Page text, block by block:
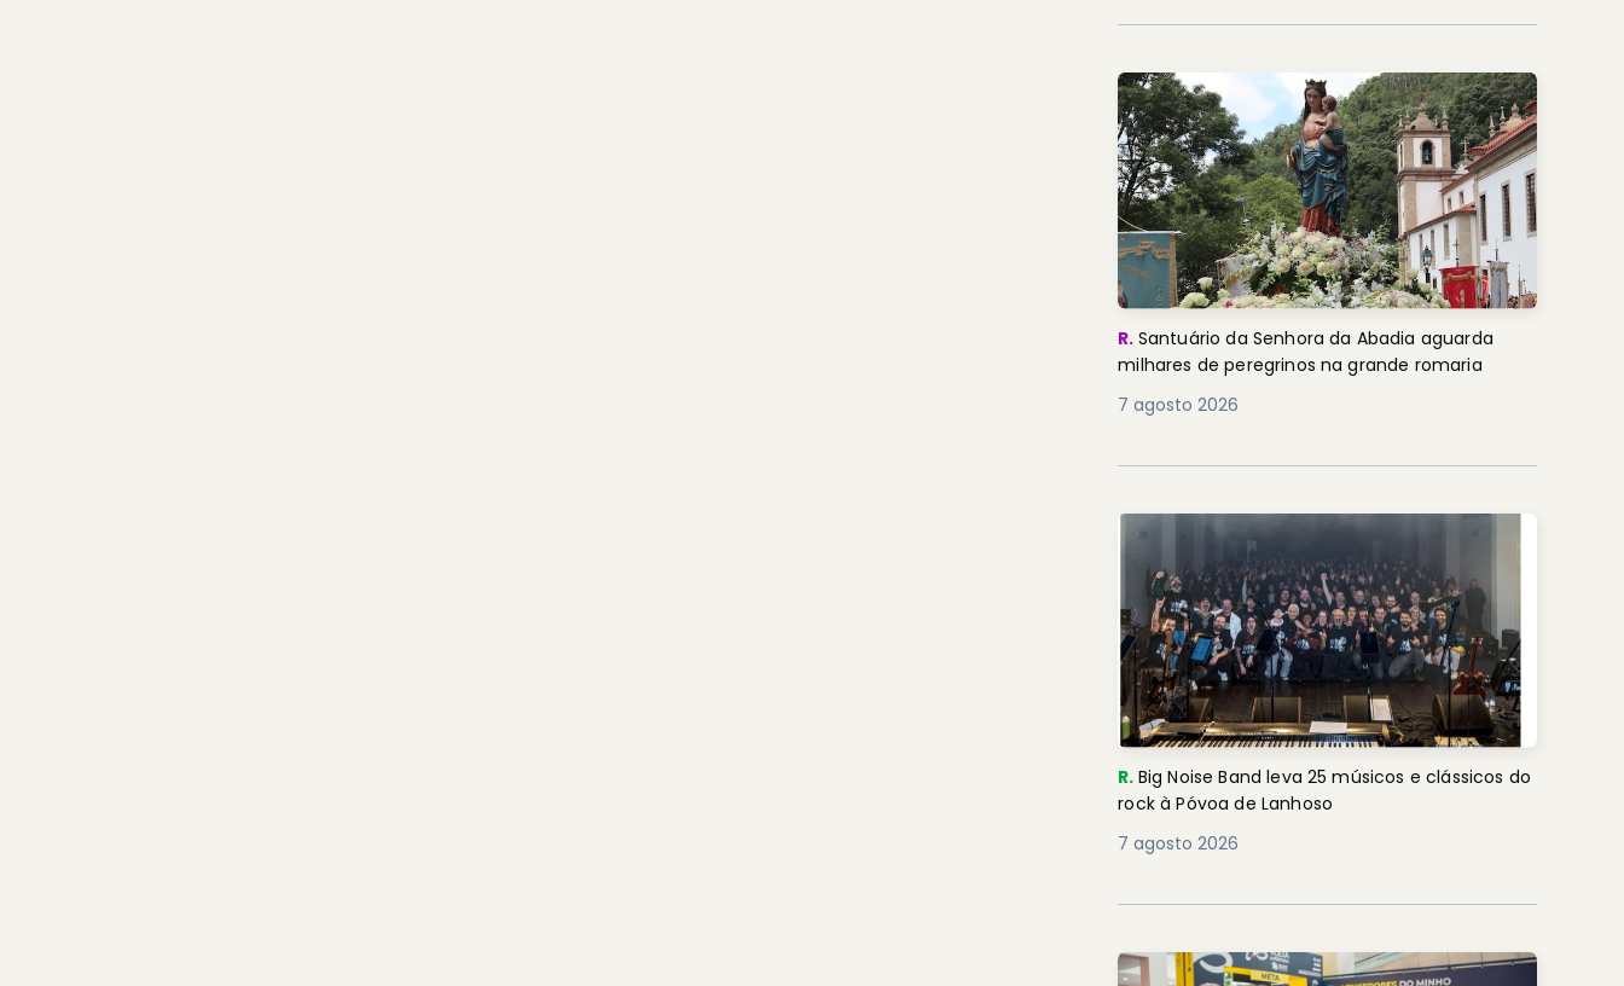
R. Santuário da Senhora da Abadia aguarda
milhares de peregrinos na grande romaria
7 agosto 2026
R. Big Noise Band leva 25 músicos e clássicos do
rock à Póvoa de Lanhoso
7 agosto 2026